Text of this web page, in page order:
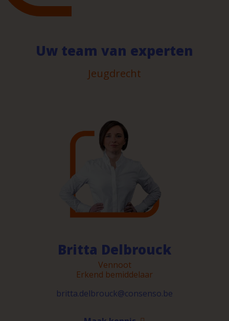
Uw team van experten
Jeugdrecht
Britta Delbrouck
Vennoot
Erkend bemiddelaar
britta.delbrouck@consenso.be